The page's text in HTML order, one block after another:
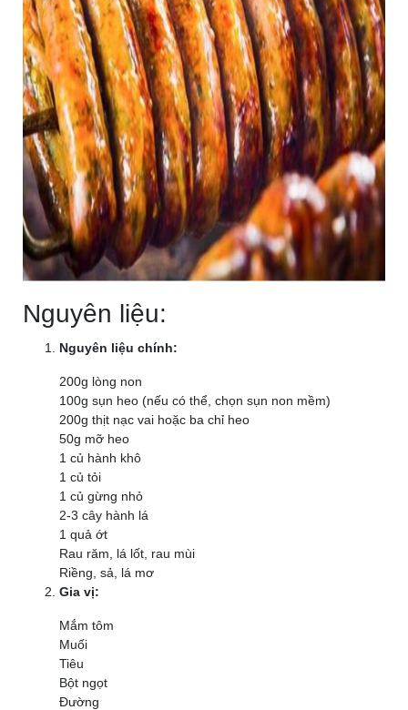
Nguyên liệu:
Nguyên liệu chính:
200g lòng non
100g sụn heo (nếu có thể, chọn sụn non mềm)
200g thịt nạc vai hoặc ba chỉ heo
50g mỡ heo
1 củ hành khô
1 củ tỏi
1 củ gừng nhỏ
2-3 cây hành lá
1 quả ớt
Rau răm, lá lốt, rau mùi
Riềng, sả, lá mơ
Gia vị:
Mắm tôm
Muối
Tiêu
Bột ngọt
Đường